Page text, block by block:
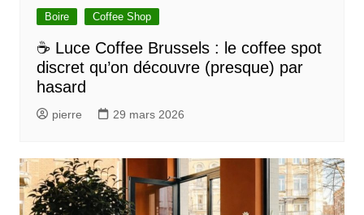
Boire Coffee Shop
☕ Luce Coffee Brussels : le coffee spot
discret qu’on découvre (presque) par
hasard
pierre 29 mars 2026